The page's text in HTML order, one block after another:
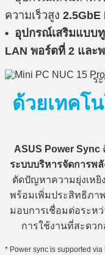
ความเร็วสูง
• อุปกรณ์เสริมแบบ
LAN พอร์ตที่ 2 และ
ร
ด้วยเทคโ
ASUS Power Sync
ระบบบริหารจัดการพ
ตัดปัญหาความยุ่งเหยิ
พร้อมเพิ่มประสิทธิภา
มอบการเชื่อมต่อระห
การใช้งานที่สะดว
* Power sync is supported